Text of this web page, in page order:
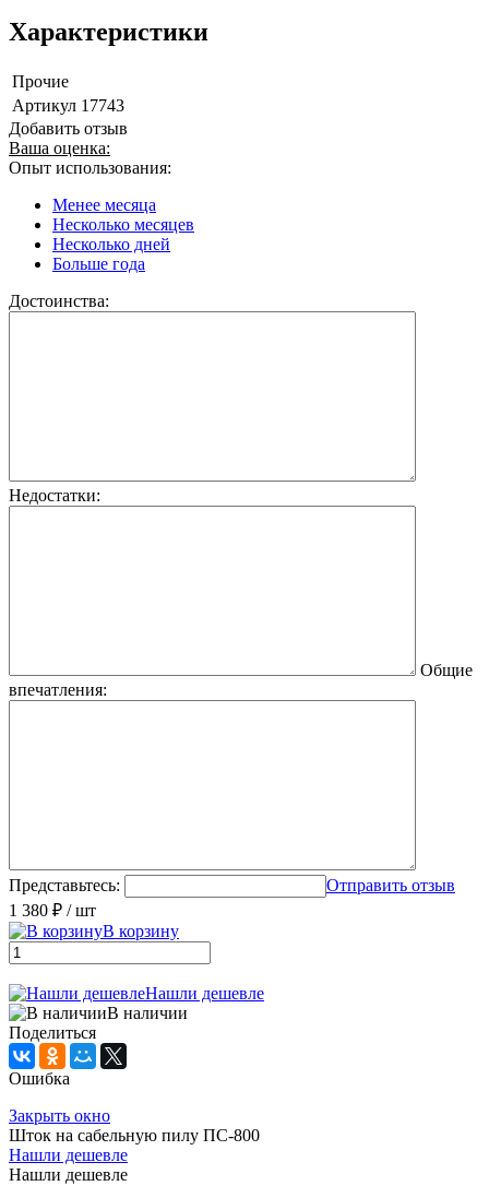
Характеристики
Прочие
Артикул 17743
Добавить отзыв
Ваша оценка:
Опыт использования:
Менее месяца
Несколько месяцев
Несколько дней
Больше года
Достоинства:
Недостатки:
Общие
впечатления:
Представьтесь:
Отправить отзыв
1 380 ₽ / шт
В корзину
Нашли дешевле
В наличии
Поделиться
Ошибка
Закрыть окно
Шток на сабельную пилу ПС-800
Нашли дешевле
Нашли дешевле